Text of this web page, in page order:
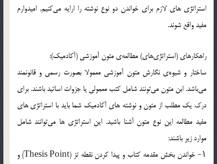
استراتژي هاي لازم براي خواندن دو نوع نوشته را ارایه مي‌كنيم. اميدوارم
مفيد واقع شوند.
راهكارهاي (استراتژي‌هاي) مطالعه‌ي متون آموزشي (آكادميك):
ساختار و شيوه‌ي نگارش متون آموزشي معمولا بصورت رسمي و قانونمند
مي‌باشد. ابن متون مي‌تونند شامل كتب معمولي يا جزوات اساتيد باشند. براي
درك يك مطلب از متون و نوشته هاي آكادميك شما بايد با استراتژي هاي
مفيد مطالعه اين نوع متون آشنا باشيد. اين استراتژي ها مي‌توانند شامل
موارد زير باشند:
۱- خواندن بخش مقدمه كتاب و پيدا كردن نقطه تز (Thesis Point) و